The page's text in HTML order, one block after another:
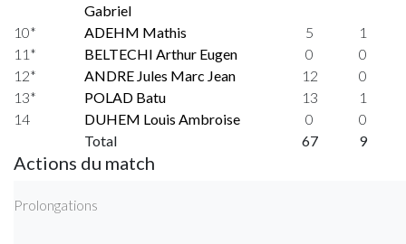
Gabriel
10* ADEHM Mathis 5
1
11*
BELTECHI Arthur Eugen 0
0
12*
ANDRE Jules Marc Jean 12
0
13*
POLAD Batu 13
1
14
DUHEM Louis Ambroise 0
0
Total
67 9
Actions du match
Prolongations